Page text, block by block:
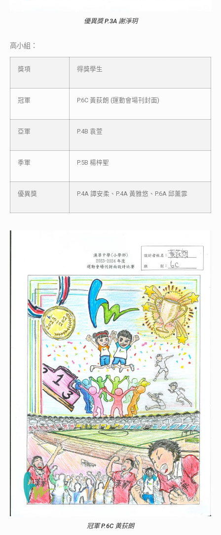
優異獎 P.3A 謝淨玥
高小組：
獎項 得獎學生
冠軍 P.6C 黃荻朗 (運動會場刊封面)
亞軍 P.4B 袁萱
季軍 P.5B 楊梓聖
優異獎 P.4A 譚安柔、P.4A 黃雅悠、P.6A 邱薰霏
冠軍 P.6C 黃荻朗